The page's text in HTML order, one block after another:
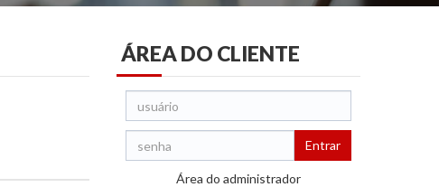
ÁREA DO CLIENTE
Entrar
Área do administrador